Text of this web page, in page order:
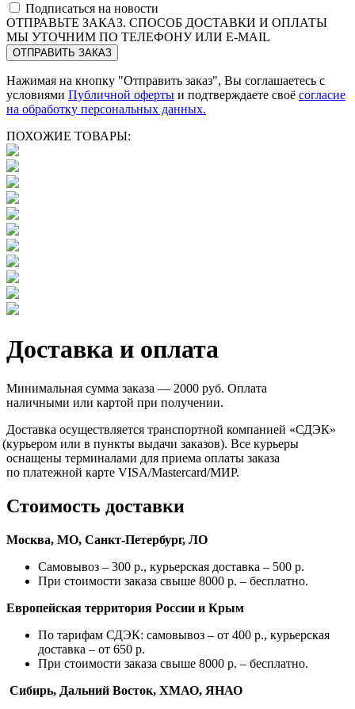
Подписаться на новости
ОТПРАВЬТЕ ЗАКАЗ. СПОСОБ ДОСТАВКИ И ОПЛАТЫ
МЫ УТОЧНИМ ПО ТЕЛЕФОНУ ИЛИ E-MAIL
Нажимая на кнопку "Отправить заказ", Вы соглашаетесь с
условиями Публичной оферты и подтверждаете своё согласие
на обработку персональных данных.
ПОХОЖИЕ ТОВАРЫ:
Доставка и оплата
Минимальная сумма заказа — 2000 руб. Оплата
наличными или картой при получении.
Доставка осуществляется транспортной компанией «СДЭК»
(курьером или в пункты выдачи заказов). Все курьеры
оснащены терминалами для приема оплаты заказа
по платежной карте VISA/Mastercard/МИР.
Стоимость доставки
Москва, МО, Санкт-Петербург, ЛО
Самовывоз – 300 р., курьерская доставка – 500 р.
При стоимости заказа свыше 8000 р. – бесплатно.
Европейская территория России и Крым
По тарифам СДЭК: самовывоз – от 400 р., курьерская
доставка – от 650 р.
При стоимости заказа свыше 8000 р. – бесплатно.
Сибирь, Дальний Восток, ХМАО, ЯНАО